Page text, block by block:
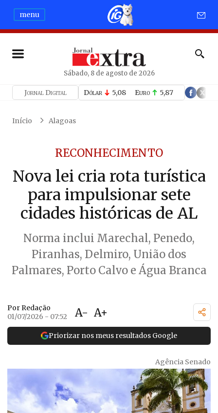
menu
Sábado, 8 de agosto de 2026
Jornal Digital Dólar 5,08 Euro 5,87
Início Alagoas
RECONHECIMENTO
Nova lei cria rota turística
para impulsionar sete
cidades históricas de AL
Norma inclui Marechal, Penedo,
Piranhas, Delmiro, União dos
Palmares, Porto Calvo e Água Branca
Por Redação
01/07/2026 - 07:52
A- A+
Priorizar nos meus resultados Google
Agência Senado